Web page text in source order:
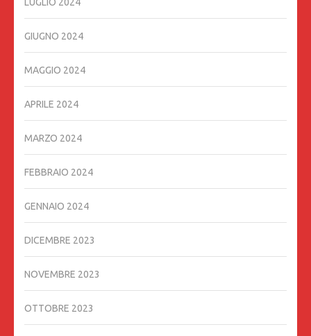
LUGLIO 2024
GIUGNO 2024
MAGGIO 2024
APRILE 2024
MARZO 2024
FEBBRAIO 2024
GENNAIO 2024
DICEMBRE 2023
NOVEMBRE 2023
OTTOBRE 2023